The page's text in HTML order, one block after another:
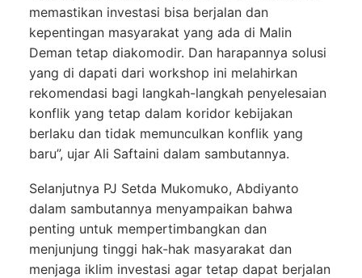
memastikan investasi bisa berjalan dan
kepentingan masyarakat yang ada di Malin
Deman tetap diakomodir. Dan harapannya solusi
yang di dapati dari workshop ini melahirkan
rekomendasi bagi langkah-langkah penyelesaian
konflik yang tetap dalam koridor kebijakan
berlaku dan tidak memunculkan konflik yang
baru”, ujar Ali Saftaini dalam sambutannya.
Selanjutnya PJ Setda Mukomuko, Abdiyanto
dalam sambutannya menyampaikan bahwa
penting untuk mempertimbangkan dan
menjunjung tinggi hak-hak masyarakat dan
menjaga iklim investasi agar tetap dapat berjalan